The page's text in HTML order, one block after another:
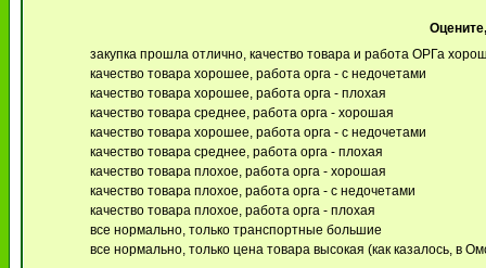
закупка прошла отлично, качество товара и работа ОРГа
качество товара хорошее, работа орга - с недочетами
качество товара хорошее, работа орга - плохая
качество товара среднее, работа орга - хорошая
качество товара хорошее, работа орга - с недочетами
качество товара среднее, работа орга - плохая
качество товара плохое, работа орга - хорошая
качество товара плохое, работа орга - с недочетами
качество товара плохое, работа орга - плохая
все нормально, только транспортные большие
все нормально, только цена товара высокая (как казалось, в